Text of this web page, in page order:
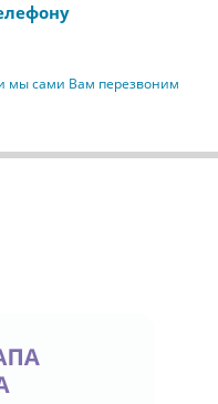
мы сами Вам перезвоним